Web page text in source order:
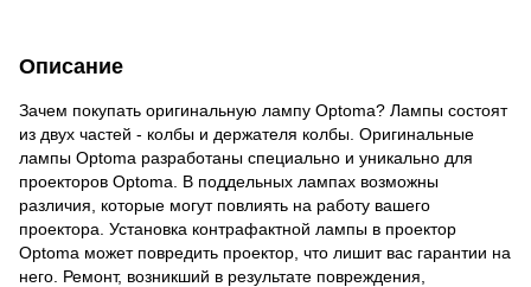
Описание
Зачем покупать оригинальную лампу Optoma? Лампы состоят
из двух частей - колбы и держателя колбы. Оригинальные
лампы Optoma разработаны специально и уникально для
проекторов Optoma. В поддельных лампах возможны
различия, которые могут повлиять на работу вашего
проектора. Установка контрафактной лампы в проектор
Optoma может повредить проектор, что лишит вас гарантии на
него. Ремонт, возникший в результате повреждения,